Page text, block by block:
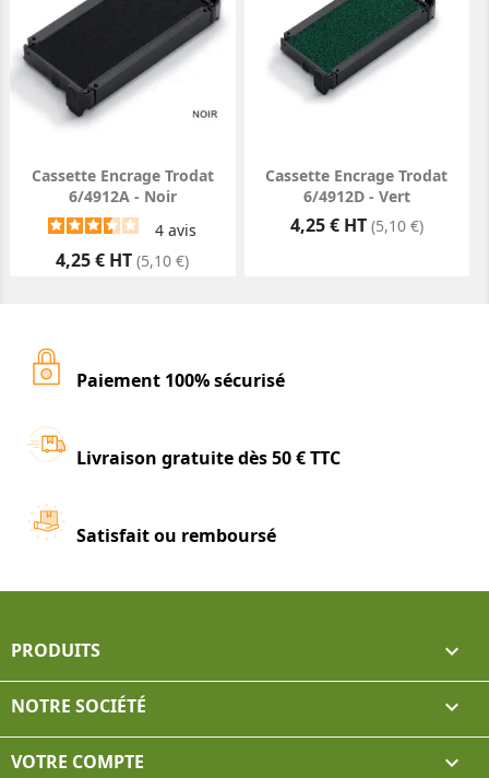
Cassette Encrage Trodat
6/4912A - Noir
4avis
Prix
4,25 € HT (5,10 €)
Cassette Encrage Trodat
6/4912D - Vert
Prix
4,25 € HT (5,10 €)
Paiement 100% sécurisé
Livraison gratuite dès 50 € TTC
Satisfait ou remboursé
PRODUITS 
NOTRE SOCIÉTÉ 
VOTRE COMPTE 